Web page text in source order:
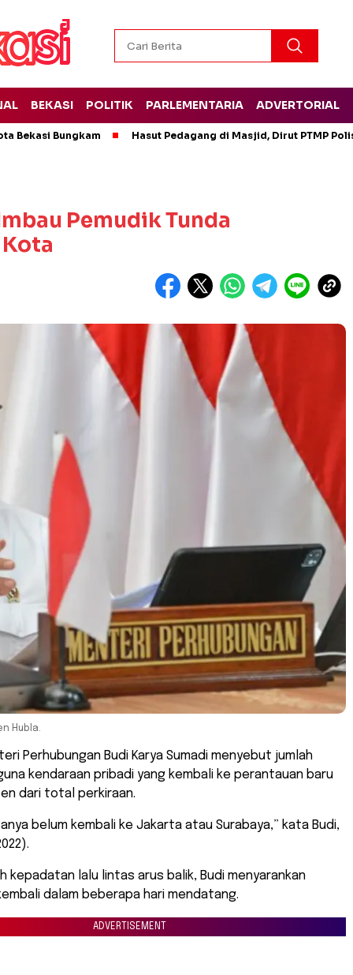
BEKASI POLITIK PARLEMENTARIA ADVERTORIAL
Bekasi Bungkam Hasut Pedagang di Masjid, Dirut PTMP
Pemudik Tunda
Hubla.
Perhubungan Budi Karya Sumadi menyebut jumlah
kendaraan pribadi yang kembali ke perantauan baru
dari total perkiraan.
belum kembali ke Jakarta atau Surabaya,” kata Budi,
kepadatan lalu lintas arus balik, Budi menyarankan
dalam beberapa hari mendatang.
ADVERTISEMENT